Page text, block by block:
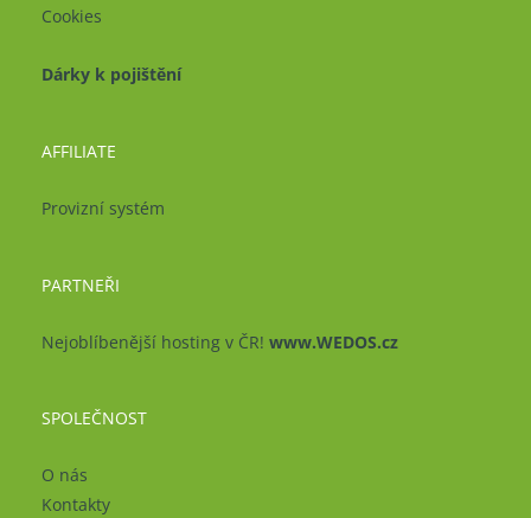
Cookies
Dárky k pojištění
AFFILIATE
Provizní systém
PARTNEŘI
Nejoblíbenější hosting v ČR! www.WEDOS.cz
SPOLEČNOST
O nás
Kontakty